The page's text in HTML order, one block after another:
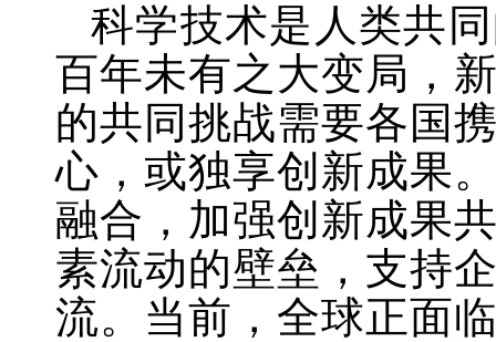
科学技术是人类共
百年未有之大变局，
的共同挑战需要各国
心，或独享创新成果
融合，加强创新成果
素流动的壁垒，支持
流。当前，全球正面